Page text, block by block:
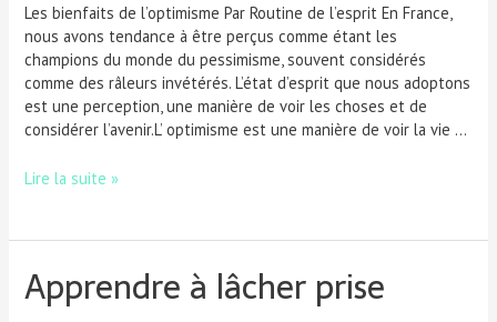
Les bienfaits de l’optimisme Par Routine de l’esprit En France,
nous avons tendance à être perçus comme étant les
champions du monde du pessimisme, souvent considérés
comme des râleurs invétérés. L’état d’esprit que nous adoptons
est une perception, une manière de voir les choses et de
considérer l’avenir.L’ optimisme est une manière de voir la vie …
Lire la suite »
Apprendre à lâcher prise